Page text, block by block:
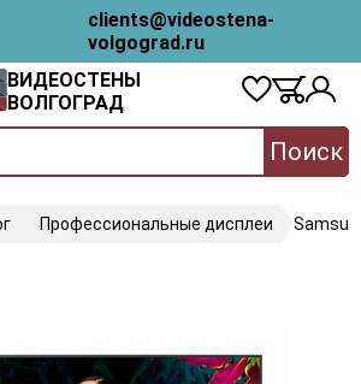
clients@videostena-
volgograd.ru
ВИДЕОСТЕНЫ
ВОЛГОГРАД
Поиск
Профессиональные дисплеи